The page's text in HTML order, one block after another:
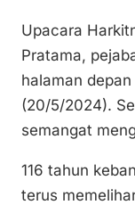
Upacara
Pratama,
halaman
(20/5/2024).
semangat
116 tahun
terus